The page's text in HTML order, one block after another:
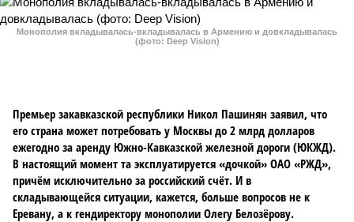
Монополия вкладывалась-вкладывалась в Армению и довкладывалась
(фото: Deep Vision)
Премьер закавказской республики Никол Пашинян заявил, что
его страна может потребовать у Москвы до 2 млрд долларов
ежегодно за аренду Южно-Кавказской железной дороги (ЮКЖД).
В настоящий момент та эксплуатируется «дочкой» ОАО «РЖД»,
причём исключительно за российский счёт. И в
складывающейся ситуации, кажется, больше вопросов не к
Еревану, а к гендиректору монополии Олегу Белозёрову.